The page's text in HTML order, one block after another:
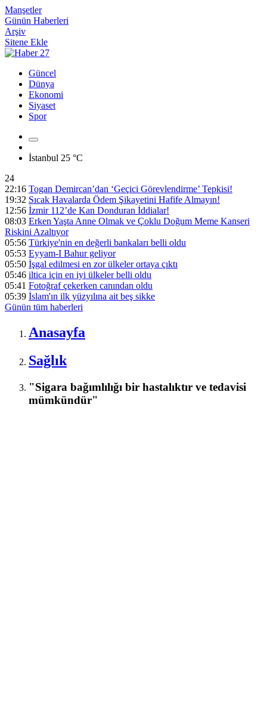
Manşetler
Günün Haberleri
Arşiv
Sitene Ekle
Güncel
Dünya
Ekonomi
Siyaset
Spor
İstanbul 25 °C
24
22:16 Togan Demircan’dan ‘Geçici Görevlendirme’ Tepkisi!
19:32 Sıcak Havalarda Ödem Şikayetini Hafife Almayın!
12:56 İzmir 112’de Kan Donduran İddialar!
08:03 Erken Yaşta Anne Olmak ve Çoklu Doğum Meme Kanseri
Riskini Azaltıyor
05:56 Türkiye'nin en değerli bankaları belli oldu
05:53 Eyyam-I Bahur geliyor
05:50 İşgal edilmesi en zor ülkeler ortaya çıktı
05:46 iltica için en iyi ülkeler belli oldu
05:41 Fotoğraf çekerken canından oldu
05:39 İslam'ın ilk yüzyılına ait beş sikke
Günün tüm haberleri
Anasayfa
Sağlık
"Sigara bağımlılığı bir hastalıktır ve tedavisi
mümkündür"